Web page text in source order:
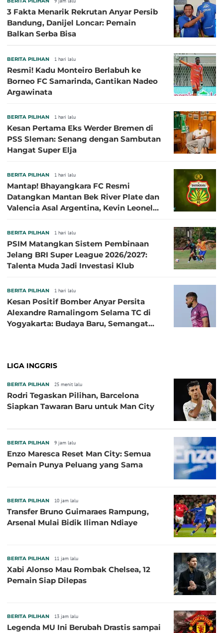
3 Fakta Menarik Rekrutan Anyar Persib
Bandung, Danijel Loncar: Pemain
Balkan Serba Bisa
BERITA PILIHAN 1 hari lalu
Resmi! Kadu Monteiro Berlabuh ke
Borneo FC Samarinda, Gantikan Nadeo
Argawinata
BERITA PILIHAN 1 hari lalu
Kesan Pertama Eks Werder Bremen di
PSS Sleman: Senang dengan Sambutan
Hangat Super Elja
BERITA PILIHAN 1 hari lalu
Mantap! Bhayangkara FC Resmi
Datangkan Mantan Bek River Plate dan
Valencia Asal Argentina, Kevin Leonel
BERITA PILIHAN 1 hari lalu
PSIM Matangkan Sistem Pembinaan
Jelang BRI Super League 2026/2027:
Talenta Muda Jadi Investasi Klub
BERITA PILIHAN 1 hari lalu
Kesan Positif Bomber Anyar Persita
Alexandre Ramalingom Selama TC di
Yogyakarta: Budaya Baru, Semangat
LIGA INGGRIS
BERITA PILIHAN 25 menit lalu
Rodri Tegaskan Pilihan, Barcelona
Siapkan Tawaran Baru untuk Man City
BERITA PILIHAN 9 jam lalu
Enzo Maresca Reset Man City: Semua
Pemain Punya Peluang yang Sama
BERITA PILIHAN 10 jam lalu
Transfer Bruno Guimaraes Rampung,
Arsenal Mulai Bidik Iliman Ndiaye
BERITA PILIHAN 11 jam lalu
Xabi Alonso Mau Rombak Chelsea, 12
Pemain Siap Dilepas
BERITA PILIHAN 13 jam lalu
Legenda MU Ini Berubah Drastis sampai